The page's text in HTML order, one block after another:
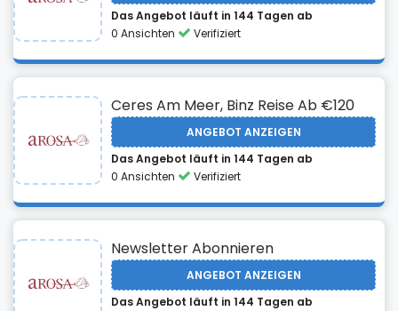
Das Angebot läuft in 144 Tagen ab
0 Ansichten
Verifiziert
Ceres Am Meer, Binz Reise Ab €120
ANGEBOT ANZEIGEN
Das Angebot läuft in 144 Tagen ab
0 Ansichten
Verifiziert
Newsletter Abonnieren
ANGEBOT ANZEIGEN
Das Angebot läuft in 144 Tagen ab